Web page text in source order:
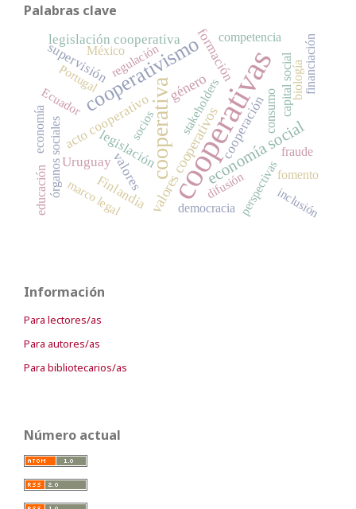
Palabras clave
cooperativas
cooperativa
cooperativismo
economía social
género
valores cooperativoscooperación
legislación
formación
acto cooperativo
valores
legislación cooperativa
Uruguay
Finlandia
supervisión
perspectivas
regulación
marco legal
órganos sociales
capital social
Ecuador
fomento
inclusión
competencia
difusión
Portugal
economía consumo
fraude
México
democracia
stakeholders
educación
biologíafinanciación
socios
Información
Para lectores/as
Para autores/as
Para bibliotecarios/as
Número actual